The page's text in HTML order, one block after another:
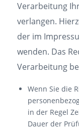
Verarbeitung
verlangen.
der im
wenden. Das
Verarbeitung
Wenn Sie die
in der Regel
Dauer der